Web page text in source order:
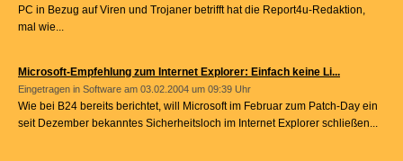
PC in Bezug auf Viren und Trojaner betrifft hat die Report4u-Redaktion,
mal wie...
Microsoft-Empfehlung zum Internet Explorer: Einfach keine Li...
Eingetragen in Software am 03.02.2004 um 09:39 Uhr
Wie bei B24 bereits berichtet, will Microsoft im Februar zum Patch-Day ein
seit Dezember bekanntes Sicherheitsloch im Internet Explorer schließen...